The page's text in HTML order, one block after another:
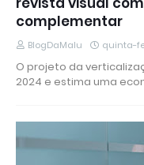
complementar
BlogDaMalu quinta-
O projeto da
2024 e estima uma